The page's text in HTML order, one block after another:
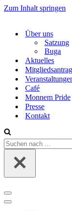
Zum Inhalt springen
Über uns
Satzung
Buga
Aktuelles
Mitgliedsantrag
Café
Monnem Pride
Presse
Kontakt
Suchen
nach …
Navigations-
Menü
Navigations-